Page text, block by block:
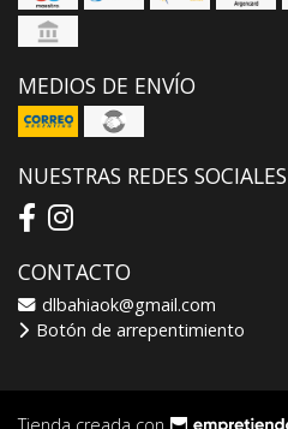
MEDIOS DE ENVÍO
NUESTRAS REDES SOCIALES
CONTACTO
dlbahiaok@gmail.com
Botón de arrepentimiento
Tienda creada con